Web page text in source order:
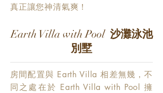
真正讓您神清氣爽！
Earth Villa with Pool 沙灘泳池
別墅
房間配置與 Earth Villa 相差無幾，不
同之處在於 Earth Villa with Pool 擁